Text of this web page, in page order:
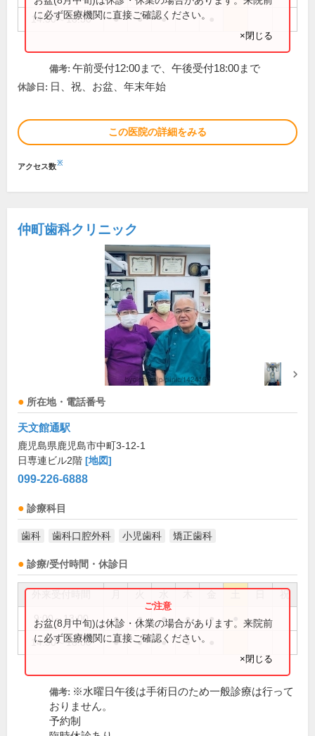
14:30～18:30 ● ● ●
に必ず医療機関に直接ご確認ください。
×閉じる
備考: 午前受付12:00まで、午後受付18:00まで
休診日: 日、祝、お盆、年末年始
この医院の詳細をみる
アクセス数※
仲町歯科クリニック
所在地・電話番号
天文館通駅
鹿児島県鹿児島市中町3-12-1
日専連ビル2階 [地図]
099-226-6888
診療科目
歯科 歯科口腔外科 小児歯科 矯正歯科
診療/受付時間・休診日
祝
9:00～13:00 ● ● ● ● ●
14:30～18:00 ● ● ● ●
お盆(8月中旬)は休診・休業の場合があります。来院前
に必ず医療機関に直接ご確認ください。
×閉じる
備考: ※水曜日午後は手術日のため一般診療は行って
おりません。
予約制